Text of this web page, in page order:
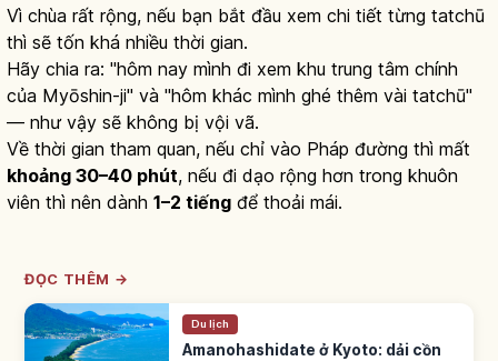
Vì chùa rất rộng, nếu bạn bắt đầu xem chi tiết từng tatchū
thì sẽ tốn khá nhiều thời gian.
Hãy chia ra: "hôm nay mình đi xem khu trung tâm chính
của Myōshin-ji" và "hôm khác mình ghé thêm vài tatchū"
— như vậy sẽ không bị vội vã.
Về thời gian tham quan, nếu chỉ vào Pháp đường thì mất
khoảng 30–40 phút, nếu đi dạo rộng hơn trong khuôn
viên thì nên dành 1–2 tiếng để thoải mái.
ĐỌC THÊM →
Du lịch
Amanohashidate ở Kyoto: dải cồn